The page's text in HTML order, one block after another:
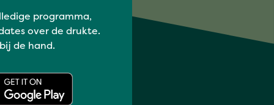
programma,
over de drukte.
de hand.